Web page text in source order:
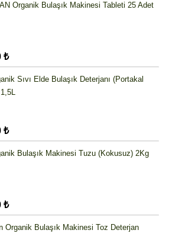
Organik Bulaşık Makinesi Tableti 25 Adet
₺
Sıvı Elde Bulaşık Deterjanı (Portakal
₺
Bulaşık Makinesi Tuzu (Kokusuz) 2Kg
₺
Organik Bulaşık Makinesi Toz Deterjan